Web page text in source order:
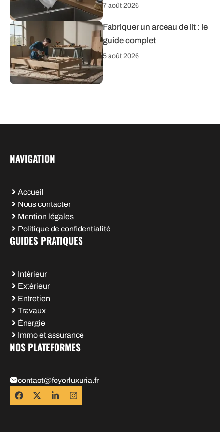
7 août 2026
Fabriquer un arceau de lit : le
guide complet
5 août 2026
NAVIGATION
Accueil
Nous contacter
Mention légales
Politique de confidentialité
GUIDES PRATIQUES
Intérieur
Extérieur
Entretien
Travaux
Énergie
Immo et assurance
NOS PLATEFORMES
contact@foyerluxuria.fr